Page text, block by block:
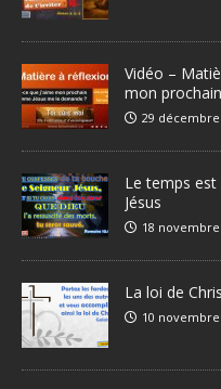
Vidéo –
mon
29 décembre
Le temps est
Jésus
18 novembre
La loi de
10 novembre